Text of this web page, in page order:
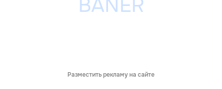
Разместить рекламу на сайте